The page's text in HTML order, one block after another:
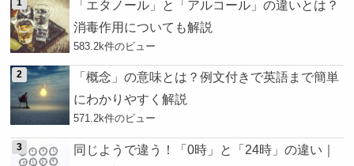
「エタノール」と「アルコール」の違いとは？
消毒作用についても解説
583.2k件のビュー
「概念」の意味とは？例文付きで英語まで簡単
にわかりやすく解説
571.2k件のビュー
同じようで違う！「0時」と「24時」の違い｜